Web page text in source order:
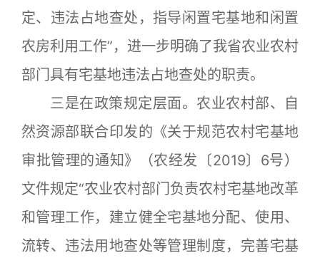
定、违法占地查处，指导闲置宅基地和闲置
农房利用工作”，进一步明确了我省农业农村
部门具有宅基地违法占地查处的职责。
三是在政策规定层面。农业农村部、自
然资源部联合印发的《关于规范农村宅基地
审批管理的通知》（农经发〔2019〕6号）
文件规定“农业农村部门负责农村宅基地改革
和管理工作，建立健全宅基地分配、使用、
流转、违法用地查处等管理制度，完善宅基